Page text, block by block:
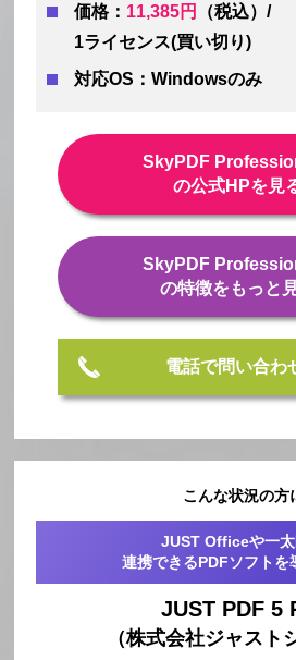
価格： 11,385円
（税込）/
1ライセンス(買い切り)
対応OS：Windowsのみ
SkyPDF
の公式HPを見
SkyPDF
の特徴をもっと
電話で問い合わ
こんな状況の方
JUST Officeや一太
連携できるPDFソフトを
JUST PDF 5
（株式会社ジャスト